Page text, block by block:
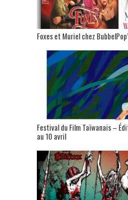
Foxes et Muriel chez BubbelPop’
Festival du Film Taïwanais –
au 10 avril